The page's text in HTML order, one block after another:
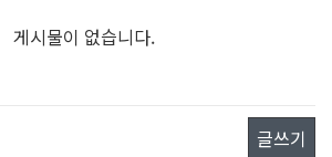
게시물이 없습니다.
글쓰기